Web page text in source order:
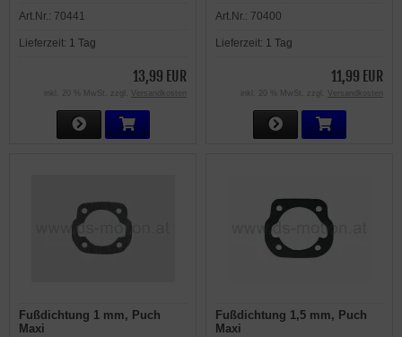
Art.Nr.: 70441
Lieferzeit: 1 Tag
13,99 EUR
inkl. 20 % MwSt. zzgl. Versandkosten
Art.Nr.: 70400
Lieferzeit: 1 Tag
11,99 EUR
inkl. 20 % MwSt. zzgl. Versandkosten
Fußdichtung 1 mm, Puch
Maxi
Fußdichtung 1,5 mm, Puch
Maxi